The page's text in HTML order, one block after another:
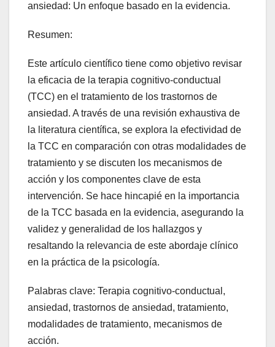
ansiedad: Un enfoque basado en la evidencia.
Resumen:
Este artículo científico tiene como objetivo revisar
la eficacia de la terapia cognitivo-conductual
(TCC) en el tratamiento de los trastornos de
ansiedad. A través de una revisión exhaustiva de
la literatura científica, se explora la efectividad de
la TCC en comparación con otras modalidades de
tratamiento y se discuten los mecanismos de
acción y los componentes clave de esta
intervención. Se hace hincapié en la importancia
de la TCC basada en la evidencia, asegurando la
validez y generalidad de los hallazgos y
resaltando la relevancia de este abordaje clínico
en la práctica de la psicología.
Palabras clave: Terapia cognitivo-conductual,
ansiedad, trastornos de ansiedad, tratamiento,
modalidades de tratamiento, mecanismos de
acción.